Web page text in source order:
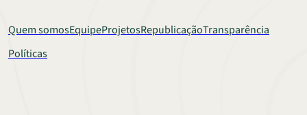
Quem somosEquipeProjetosRepublicaçãoTransparência
Políticas